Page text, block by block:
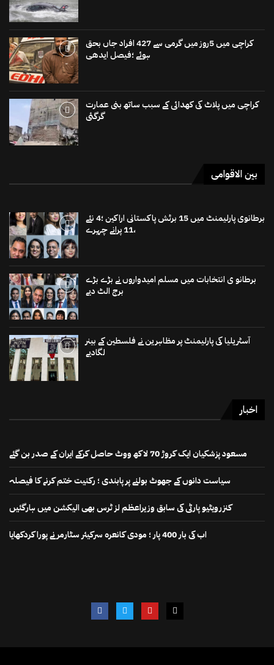
کراچی میں 5روز میں گرمی سے 427 افراد جاں بحق
ہوئے ؛فیصل ایدھی
کراچی میں پلاٹ کی کھدائی کے سبب ساتھ بنی عمارت
گرگئی
بین الاقوامی
برطانوی پارلیمنٹ میں 15 برٹش پاکستانی اراکین ؛4 نئے
،11 پرانے چہرے
برطانو ی انتخابات میں مسلم امیدواروں نے بڑے بڑے
برج الٹ دیے
آسٹریلیا کی پارلیمنٹ پر مظاہرین نے فلسطین کے بینر
لگادیے
اخبار
مسعود پزشکیان ایک کروڑ 70 لاکھ ووٹ حاصل کرکے ایران کے صدر بن گئے
سیاست دانوں کے جھوٹ بولنے پر پابندی ؛ رکنیت ختم کرنے کا فیصلہ
کنزرویٹیو پارٹی کی سابق وزیراعظم لز ٹرس بھی الیکشن میں ہارگئیں
اب کی بار 400 پار ؛ مودی کانعرہ سرکیئر سٹارمر نے پورا کردکھایا